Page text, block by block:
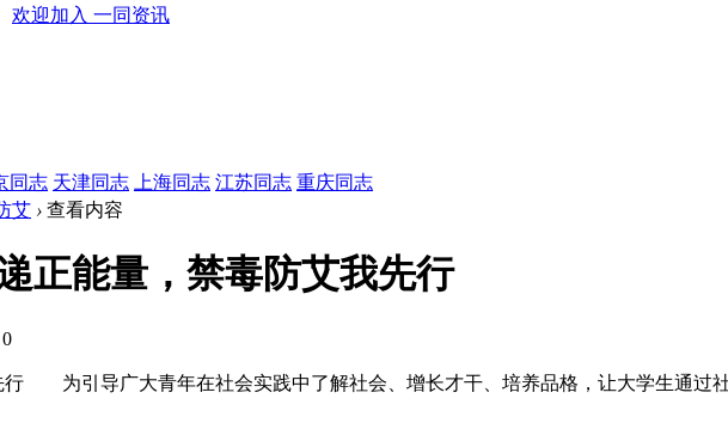
欢迎加入 一同资讯
同志 天津同志 上海同志 江苏同志 重庆同志
艾 › 查看内容
正能量，禁毒防艾我先行
行 为引导广大青年在社会实践中了解社会、增长才干、培养品格，让大学生通过